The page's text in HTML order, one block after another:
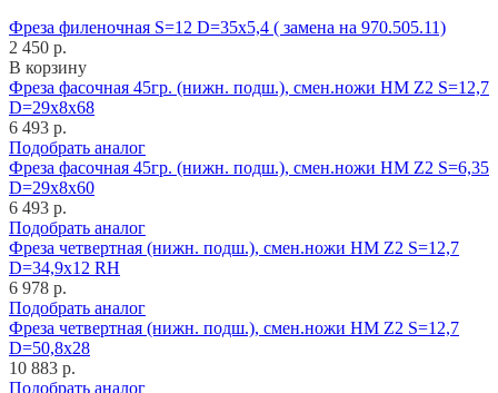
Фреза филеночная S=12 D=35x5,4 ( замена на 970.505.11)
2 450 р.
В корзину
Фреза фасочная 45гр. (нижн. подш.), смен.ножи HM Z2 S=12,7
D=29x8x68
6 493 р.
Подобрать аналог
Фреза фасочная 45гр. (нижн. подш.), смен.ножи HM Z2 S=6,35
D=29x8x60
6 493 р.
Подобрать аналог
Фреза четвертная (нижн. подш.), смен.ножи HM Z2 S=12,7
D=34,9x12 RH
6 978 р.
Подобрать аналог
Фреза четвертная (нижн. подш.), смен.ножи HM Z2 S=12,7
D=50,8x28
10 883 р.
Подобрать аналог